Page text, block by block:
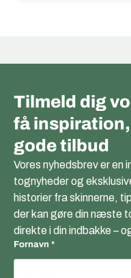
Tilmeld dig
få
gode tilbud
Vores nyhedsbrev er en
tognyheder og
historier fra skinnerne,
der kan gøre din næste
direkte i din indbakke –
Fornavn